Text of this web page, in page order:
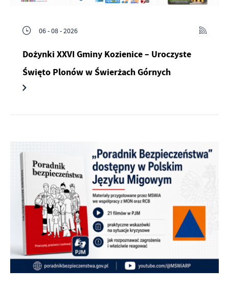
06 - 08 - 2026
Dożynki XXVI Gminy Kozienice – Uroczyste
Święto Plonów w Świerżach Górnych